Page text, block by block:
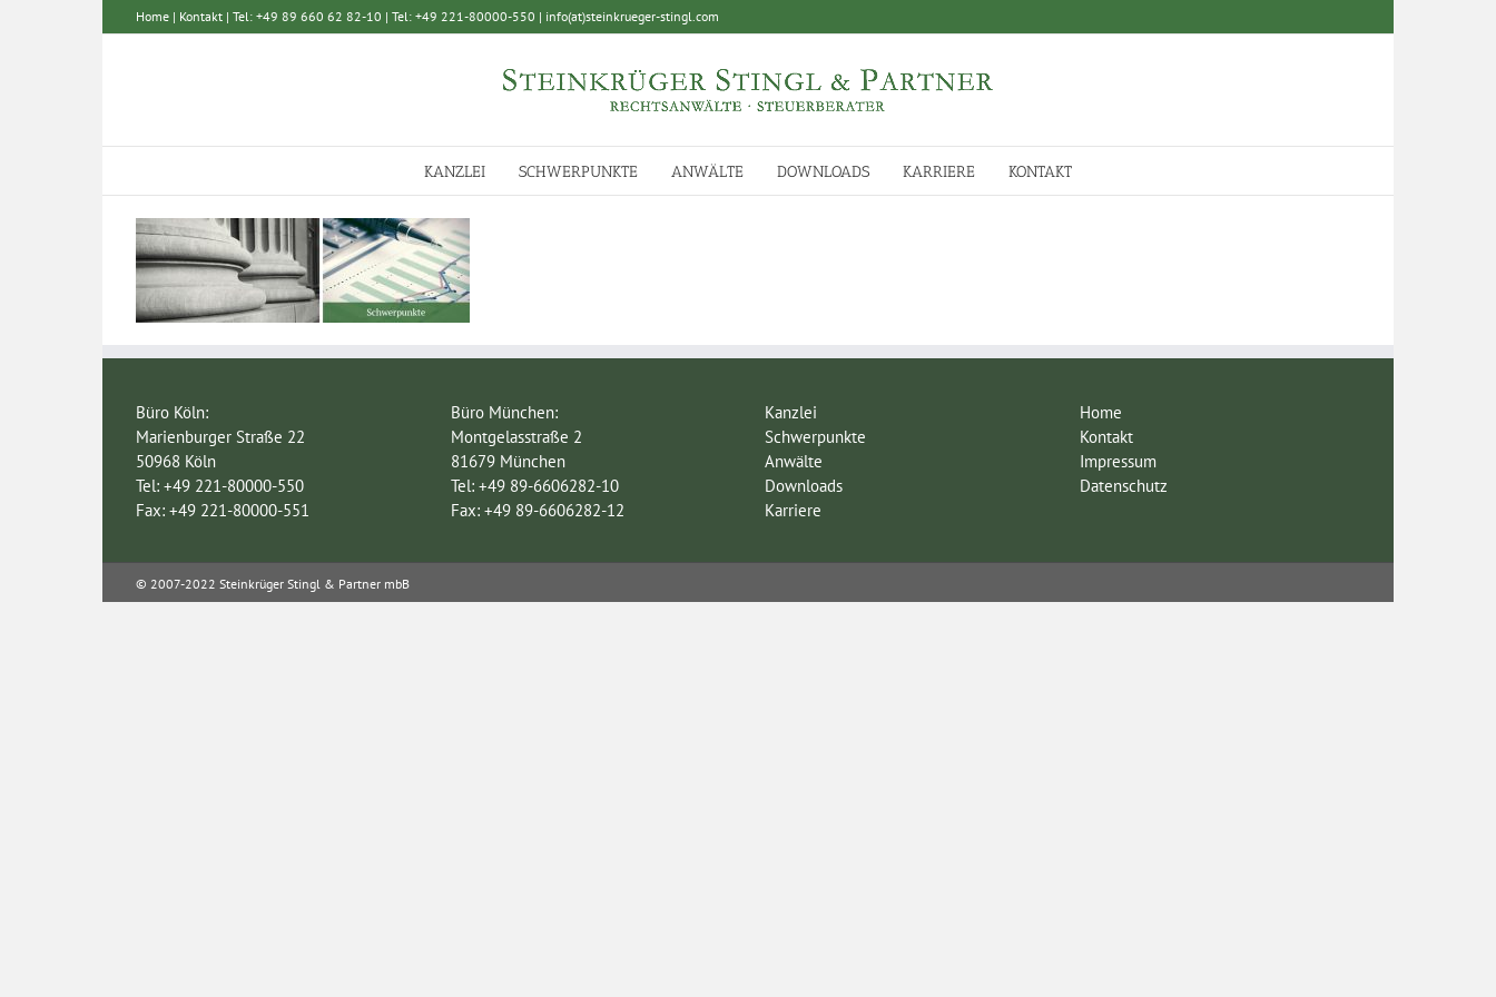
Home | Kontakt | Tel: +49 89 660 62 82-10 | Tel: +49 221-80000-550 | info(at)steinkrueger-stingl.com
KANZLEI SCHWERPUNKTE ANWÄLTE DOWNLOADS KARRIERE KONTAKT
Büro Köln:
Marienburger Straße 22
50968 Köln
Tel: +49 221-80000-550
Fax: +49 221-80000-551
Büro München:
Montgelasstraße 2
81679 München
Tel: +49 89-6606282-10
Fax: +49 89-6606282-12
Kanzlei
Schwerpunkte
Anwälte
Downloads
Karriere
Home
Kontakt
Impressum
Datenschutz
© 2007-2022 Steinkrüger Stingl & Partner mbB